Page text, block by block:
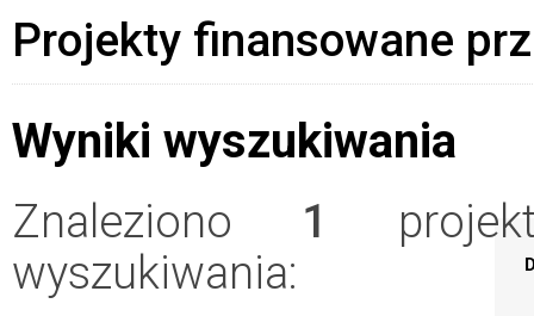
Projekty finansowane
Wyniki wyszukiwania
Znaleziono 1
wyszukiwania: